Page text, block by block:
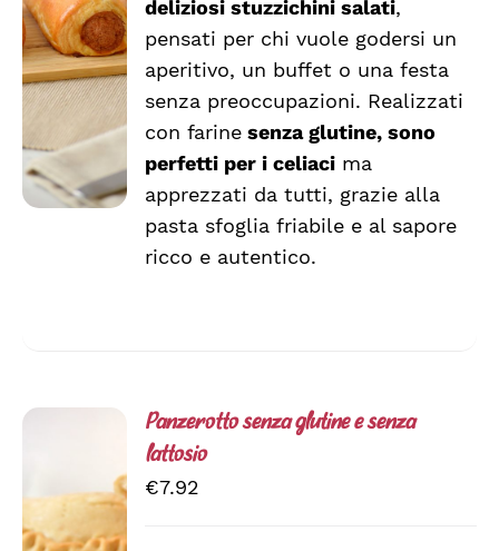
AL
CARRELLO
/
DETTAGLI
deliziosi stuzzichini salati,
pensati per chi vuole godersi un
aperitivo, un buffet o una festa
senza preoccupazioni. Realizzati
con farine senza glutine, sono
perfetti per i celiaci ma
apprezzati da tutti, grazie alla
pasta sfoglia friabile e al sapore
ricco e autentico.
Panzerotto senza glutine e senza
lattosio
€7.92